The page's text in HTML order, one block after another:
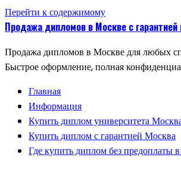
Перейти к содержимому
Продажа дипломов в Москве с гарантией
Продажа дипломов в Москве для любых
Быстрое оформление, полная
Главная
Информация
Купить диплом университета
Купить диплом с гарантией Москва
Где купить диплом без предоплаты